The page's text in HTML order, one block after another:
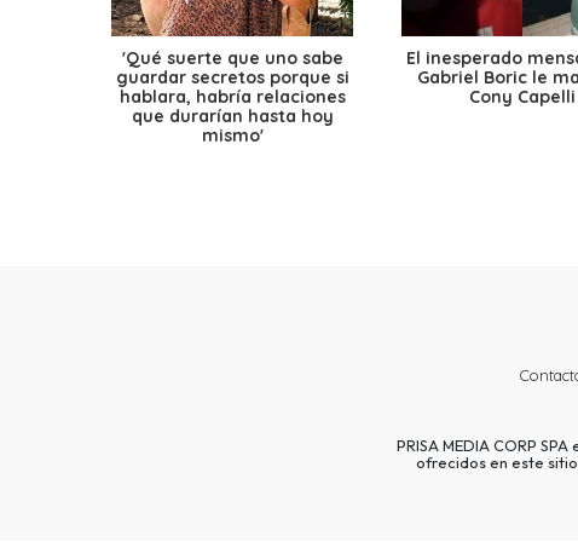
'Qué suerte que uno sabe
guardar secretos porque si
hablara, habría relaciones
que durarían hasta hoy
mismo'
El inesperado
Gabriel Boric le
Cony Capelli
PRISA MEDIA CORP
ofrecidos en este